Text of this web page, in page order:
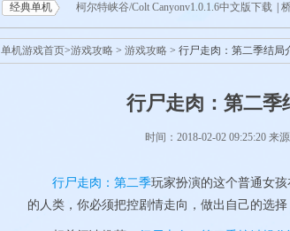
版| 僵尸世界大战年度版简体中文免安装版
装版| 战争机器:战术小队简体中文免安装版|
刀| GTFO |
体中文免安装版 | Hytale简体中文免安装版|
队简体中文免安装版| 战争机器:战术小队简体
2077|
经典单机 柯尔特峡谷/Colt Canyonv1.0.1.6中文版下载
免下载| 无尽梦魇(Neverending Nightmares)免
Tycoon)PC中文版下载（v1.7.0） | 朗克历险记
幽灵行动：断点简体中文免安装版|
单机游戏首页>游戏攻略 > 游戏攻略 > 行尸走肉：第二季结局
行尸走肉：第二季
时间：2018-02-02 09:25:20 来源
行尸走肉：第二季玩家扮演的这个普通女
的人类，你必须把控剧情走向，做出自己的选